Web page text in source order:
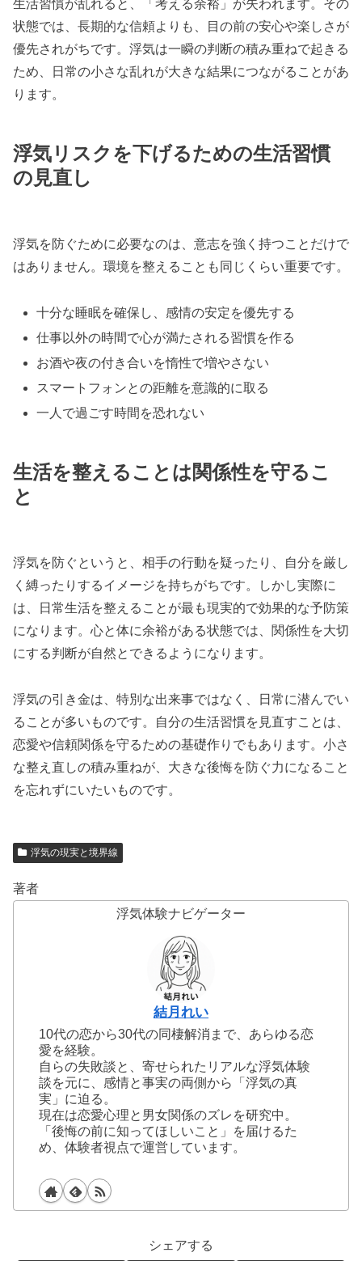
生活習慣が乱れると、「考える余裕」が失われます。その
状態では、長期的な信頼よりも、目の前の安心や楽しさが
優先されがちです。浮気は一瞬の判断の積み重ねで起きる
ため、日常の小さな乱れが大きな結果につながることがあ
ります。
浮気リスクを下げるための生活習慣
の見直し
浮気を防ぐために必要なのは、意志を強く持つことだけで
はありません。環境を整えることも同じくらい重要です。
十分な睡眠を確保し、感情の安定を優先する
仕事以外の時間で心が満たされる習慣を作る
お酒や夜の付き合いを惰性で増やさない
スマートフォンとの距離を意識的に取る
一人で過ごす時間を恐れない
生活を整えることは関係性を守るこ
と
浮気を防ぐというと、相手の行動を疑ったり、自分を厳し
く縛ったりするイメージを持ちがちです。しかし実際に
は、日常生活を整えることが最も現実的で効果的な予防策
になります。心と体に余裕がある状態では、関係性を大切
にする判断が自然とできるようになります。
浮気の引き金は、特別な出来事ではなく、日常に潜んでい
ることが多いものです。自分の生活習慣を見直すことは、
恋愛や信頼関係を守るための基礎作りでもあります。小さ
な整え直しの積み重ねが、大きな後悔を防ぐ力になること
を忘れずにいたいものです。
浮気の現実と境界線
著者
浮気体験ナビゲーター
結月れい
10代の恋から30代の同棲解消まで、あらゆる恋
愛を経験。
自らの失敗談と、寄せられたリアルな浮気体験
談を元に、感情と事実の両側から「浮気の真
実」に迫る。
現在は恋愛心理と男女関係のズレを研究中。
「後悔の前に知ってほしいこと」を届けるた
め、体験者視点で運営しています。
シェアする